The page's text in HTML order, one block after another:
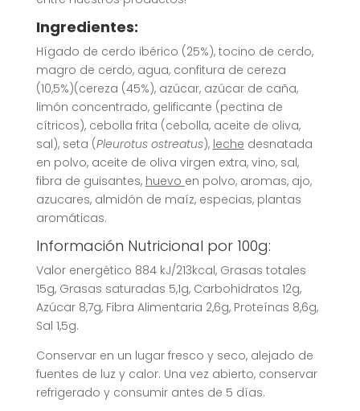
Ingredientes:
Hígado de cerdo ibérico (25%), tocino de cerdo,
magro de cerdo, agua, confitura de cereza
(10,5%)(cereza (45%), azúcar, azúcar de caña,
limón concentrado, gelificante (pectina de
cítricos), cebolla frita (cebolla, aceite de oliva,
sal), seta (Pleurotus ostreatus), leche desnatada
en polvo, aceite de oliva virgen extra, vino, sal,
fibra de guisantes, huevo en polvo, aromas, ajo,
azucares, almidón de maíz, especias, plantas
aromáticas.
Información Nutricional por 100g:
Valor energético 884 kJ/213kcal, Grasas totales
15g, Grasas saturadas 5,1g, Carbohidratos 12g,
Azúcar 8,7g, Fibra Alimentaria 2,6g, Proteínas 8,6g,
Sal 1,5g.
Conservar en un lugar fresco y seco, alejado de
fuentes de luz y calor. Una vez abierto, conservar
refrigerado y consumir antes de 5 días.